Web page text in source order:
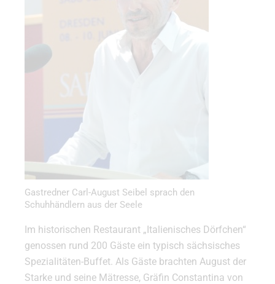
Gastredner Carl-August Seibel sprach den
Schuhhändlern aus der Seele
Im historischen Restaurant „Italienisches Dörfchen“
genossen rund 200 Gäste ein typisch sächsisches
Spezialitäten-Buffet. Als Gäste brachten August der
Starke und seine Mätresse, Gräfin Constantina von